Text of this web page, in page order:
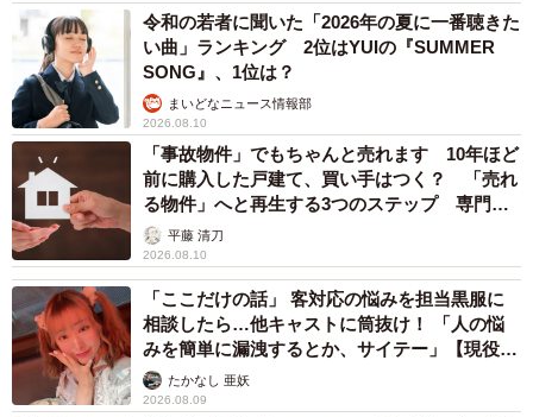
令和の若者に聞いた「2026年の夏に一番聴きた
い曲」ランキング 2位はYUIの『SUMMER
SONG』、1位は？
まいどなニュース情報部
2026.08.10
「事故物件」でもちゃんと売れます 10年ほど
前に購入した戸建て、買い手はつく？ 「売れ
る物件」へと再生する3つのステップ 専門家
が解説平藤 清刀
2026.08.10
「ここだけの話」 客対応の悩みを担当黒服に
相談したら…他キャストに筒抜け！ 「人の悩
みを簡単に漏洩するとか、サイテー」【現役キ
ャストに取材】
たかなし 亜妖
2026.08.09